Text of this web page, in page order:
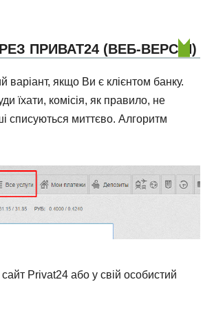
ПРИВАТ24 (ВЕБ-ВЕРСІЯ)
варіант, якщо Ви є клієнтом банку.
їхати, комісія, як правило, не
списуються миттєво. Алгоритм
сайт Privat24 або у свій особистий